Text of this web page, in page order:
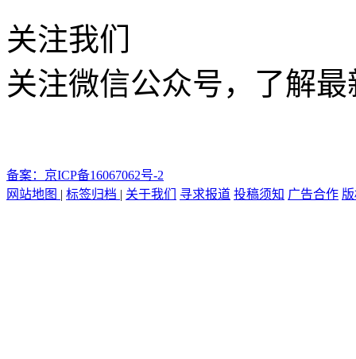
关注我们
关注微信公众号，了解
备案：京ICP备16067062号-2
网站地图 | 标签归档 | 关于我们 寻求报道 投稿须知 广告合作